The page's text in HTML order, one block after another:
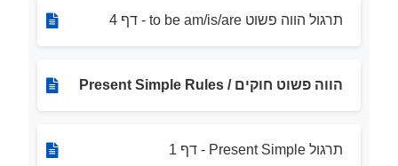
תרגול הווה פשוט to be am/is/are - דף 4
הווה פשוט חוקים / Present Simple Rules
תרגול Present Simple - דף 1